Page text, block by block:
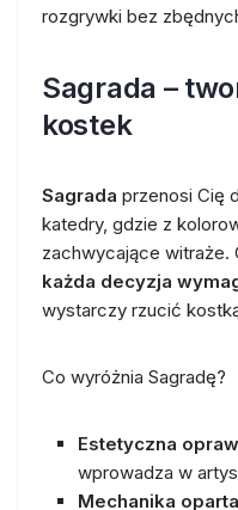
rozgrywki bez
Sagrada –
kostek
Sagrada przenosi Cię
katedry, gdzie z
zachwycające witraże.
każda decyzja
wystarczy rzucić
Co wyróżnia Sagradę?
Estetyczna
wprowadza w
Mechanika